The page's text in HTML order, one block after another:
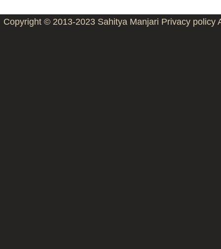
Copyright © 2013-2023 Sahitya Manjari Privacy policy